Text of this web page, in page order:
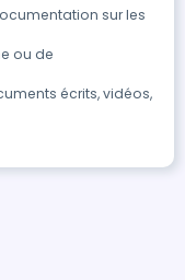
sur les
ou de
écrits, vidéos,